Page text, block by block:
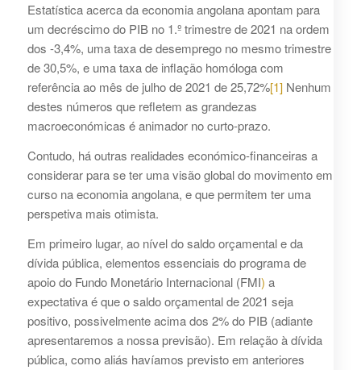
Estatística acerca da economia angolana apontam para
um decréscimo do PIB no 1.º trimestre de 2021 na ordem
dos -3,4%, uma taxa de desemprego no mesmo trimestre
de 30,5%, e uma taxa de inflação homóloga com
referência ao mês de julho de 2021 de 25,72%[1]Nenhum
destes números que refletem as grandezas
macroeconómicas é animador no curto-prazo.
Contudo, há outras realidades económico-financeiras a
considerar para se ter uma visão global do movimento em
curso na economia angolana, e que permitem ter uma
perspetiva mais otimista.
Em primeiro lugar, ao nível do saldo orçamental e da
dívida pública, elementos essenciais do programa de
apoio do Fundo Monetário Internacional (FMI) a
expectativa é que o saldo orçamental de 2021 seja
positivo, possivelmente acima dos 2% do PIB (adiante
apresentaremos a nossa previsão). Em relação à dívida
pública, como aliás havíamos previsto em anteriores